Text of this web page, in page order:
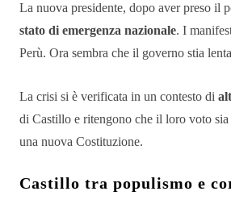
La nuova presidente, dopo aver preso il
stato di emergenza nazionale. I
Perù. Ora sembra che il governo stia
La crisi si è verificata in un contesto di
di Castillo e ritengono che il loro voto
una nuova Costituzione.
Castillo tra populismo e